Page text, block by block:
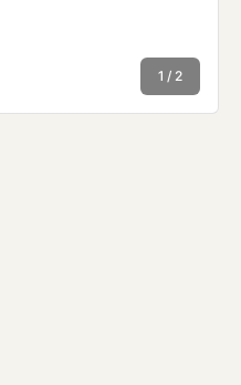
1 / 2